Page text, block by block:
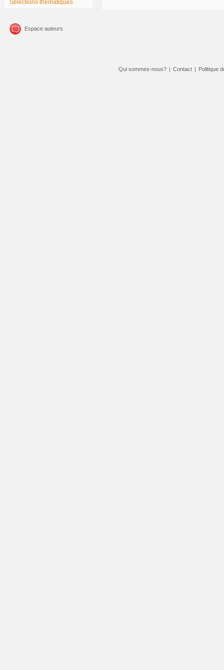
Sélections thématiques
Espace auteurs
Qui sommes-nous? | Contact | Politique